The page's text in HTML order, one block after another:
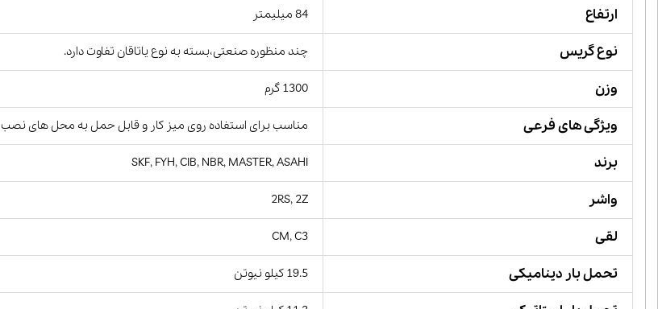
ارتفاع 84 میلیمتر
نوع گریس چند منظوره صنعتی،بسته به نوع یاتاقان تفاوت دارد.
وزن 1300 گرم
ویژگی های فرعی مناسب برای استفاده روی میز کار و قابل حمل به محل های نصب
برند SKF, FYH, CIB, NBR, MASTER, ASAHI
واشر 2RS, 2Z
لقی CM, C3
تحمل بار دینامیکی 19.5 کیلو نیوتن